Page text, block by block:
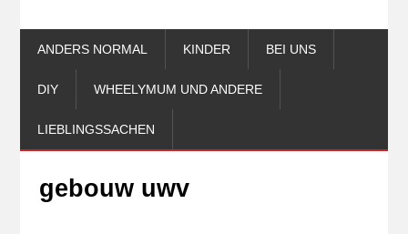
ANDERS NORMAL KINDER BEI UNS
DIY WHEELYMUM UND ANDERE
LIEBLINGSSACHEN
gebouw uwv